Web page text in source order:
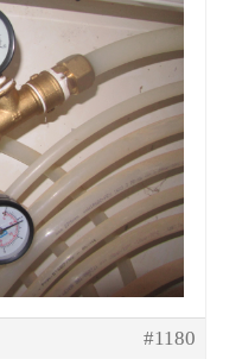
#1180